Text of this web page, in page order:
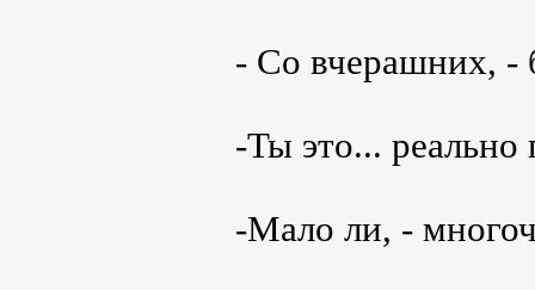
- Со вчерашних, -
-Ты это...
-Мало ли, -